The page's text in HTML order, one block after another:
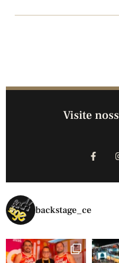
Visite
backstage_ce